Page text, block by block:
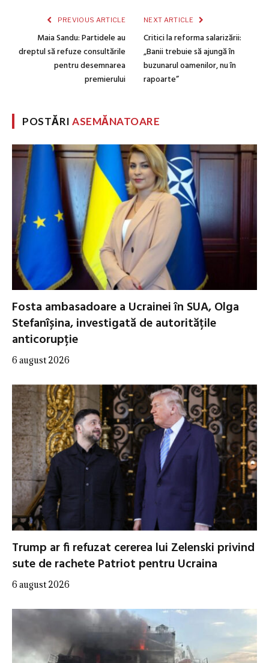
PREVIOUS ARTICLE
Maia Sandu: Partidele au
dreptul să refuze consultările
pentru desemnarea
premierului
NEXT ARTICLE
Critici la reforma salarizării:
„Banii trebuie să ajungă în
buzunarul oamenilor, nu în
rapoarte”
POSTĂRIASEMĂNATOARE
Fosta ambasadoare a Ucrainei în SUA, Olga
Stefanîșina, investigată de autoritățile
anticorupție
6 august 2026
Trump ar fi refuzat cererea lui Zelenski privind
sute de rachete Patriot pentru Ucraina
6 august 2026